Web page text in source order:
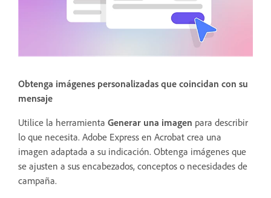
Obtenga imágenes personalizadas que coincidan con su
mensaje
Utilice la herramienta Generar una imagen para describir
lo que necesita. Adobe Express en Acrobat crea una
imagen adaptada a su indicación. Obtenga imágenes que
se ajusten a sus encabezados, conceptos o necesidades de
campaña.